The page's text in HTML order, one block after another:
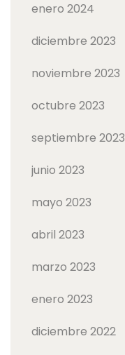
enero 2024
diciembre 2023
noviembre 2023
octubre 2023
septiembre 2023
junio 2023
mayo 2023
abril 2023
marzo 2023
enero 2023
diciembre 2022